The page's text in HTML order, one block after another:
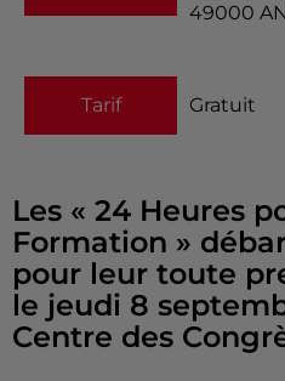
49000
Tarif Gratuit
Les « 24 Heures
Formation »
pour leur toute
le jeudi 8
Centre des